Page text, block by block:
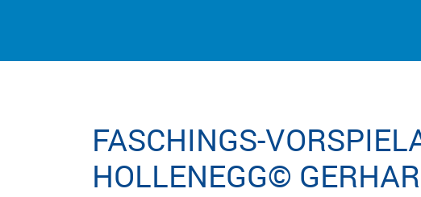
FASCHINGS-
HOLLENEGG©